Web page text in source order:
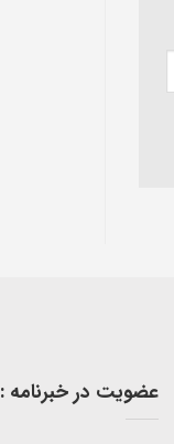
عضویت در خبرنامه :